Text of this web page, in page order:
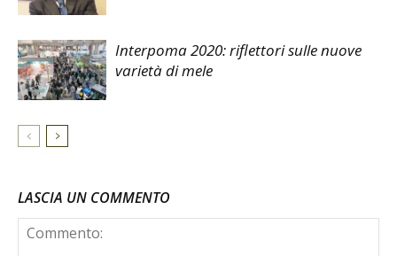
Interpoma 2020: riflettori sulle nuove
varietà di mele
LASCIA UN COMMENTO